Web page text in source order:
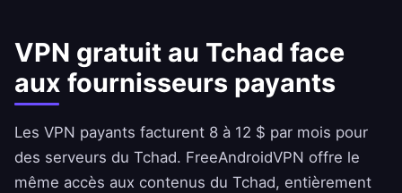
VPN gratuit au Tchad face
aux fournisseurs payants
Les VPN payants facturent 8 à 12 $ par mois pour
des serveurs du Tchad. FreeAndroidVPN offre le
même accès aux contenus du Tchad, entièrement